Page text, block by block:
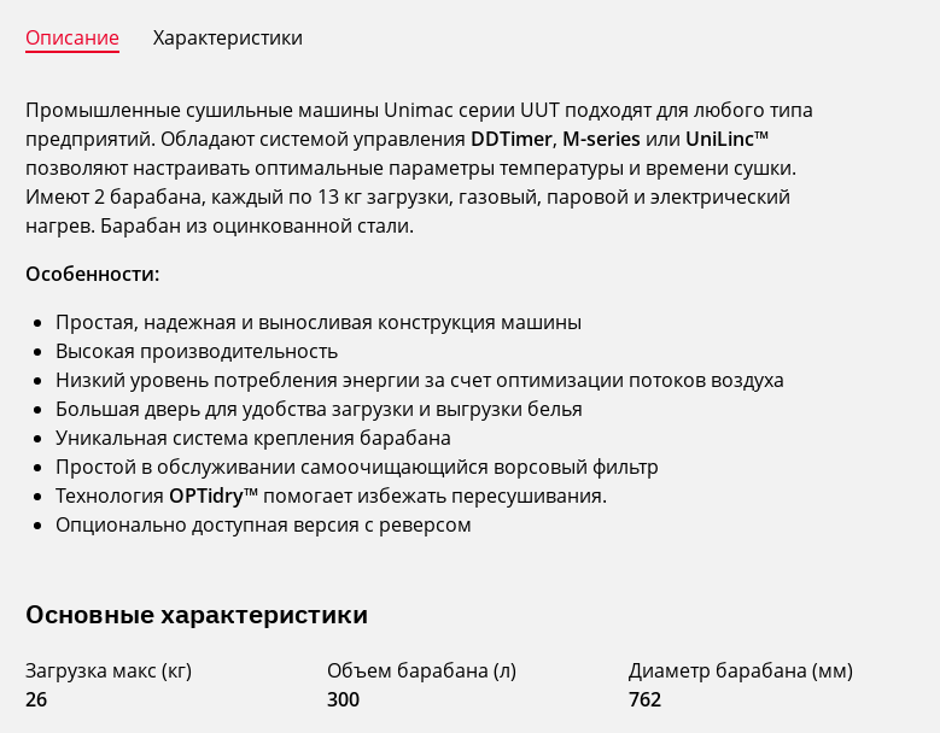
Описание Характеристики
Промышленные сушильные машины Unimac серии UUT подходят для любого типа
предприятий. Обладают системой управления DDTimer, M-series или UniLinc™
позволяют настраивать оптимальные параметры температуры и времени сушки.
Имеют 2 барабана, каждый по 13 кг загрузки, газовый, паровой и электрический
нагрев. Барабан из оцинкованной стали.
Особенности:
Простая, надежная и выносливая конструкция машины
Высокая производительность
Низкий уровень потребления энергии за счет оптимизации потоков воздуха
Большая дверь для удобства загрузки и выгрузки белья
Уникальная система крепления барабана
Простой в обслуживании самоочищающийся ворсовый фильтр
Технология OPTidry™ помогает избежать пересушивания.
Опционально доступная версия с реверсом
Основные характеристики
Загрузка макс (кг)
26
Объем барабана (л)
300
Диаметр барабана (мм)
762